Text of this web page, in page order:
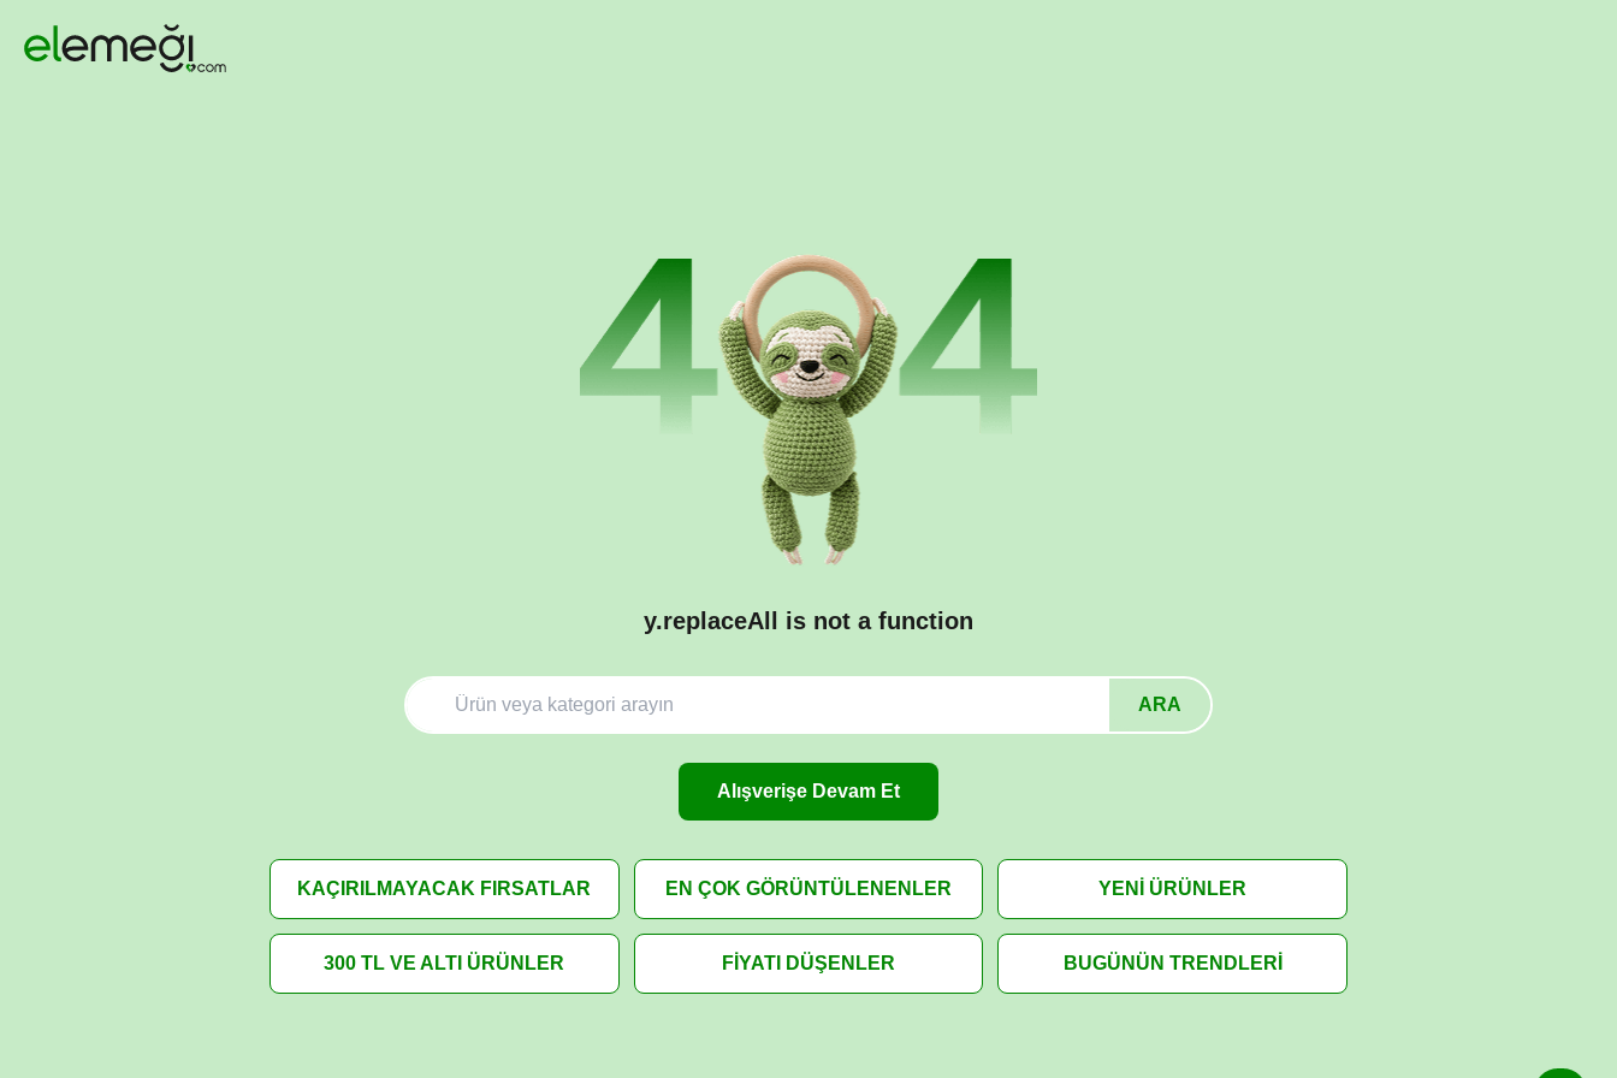
y.replaceAll is not a function
ARA
Alışverişe Devam Et
KAÇIRILMAYACAK FIRSATLAR EN ÇOK GÖRÜNTÜLENENLER YENİ ÜRÜNLER
300 TL VE ALTI ÜRÜNLER FİYATI DÜŞENLER BUGÜNÜN TRENDLERİ